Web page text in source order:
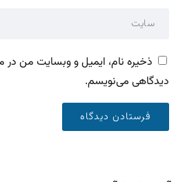
ذخیره نام، ایمیل و وبسایت من در
دیدگاهی می‌نویسم.